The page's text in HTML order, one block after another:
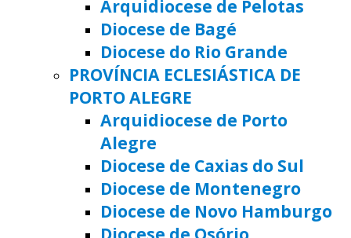
Arquidiocese de Pelotas
Diocese de Bagé
Diocese do Rio Grande
PROVÍNCIA ECLESIÁSTICA DE
PORTO ALEGRE
Arquidiocese de Porto
Alegre
Diocese de Caxias do Sul
Diocese de Montenegro
Diocese de Novo Hamburgo